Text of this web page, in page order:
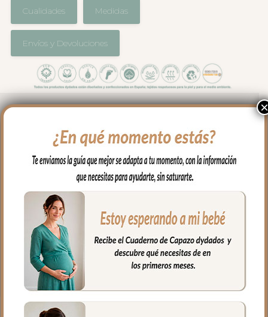
Cualidades Medidas
Envíos y Devoluciones
darle un toque especial, las bajeras
complemento que necesitas.
En tejido villela de algodón, se ajusta al
colchón mediante goma en todo el
contorno. Puedes lavar a mano o en
lavadora, siempre agua fría, jabones no
abrasivos y secado al natural.
Medidas máximo 80x38cm
×